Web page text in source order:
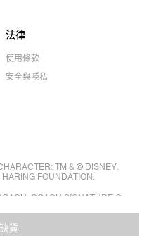
貨
法律
使用條款
安全與隱私
TM & © DISNEY.
FOUNDATION.
COACH SIGNATURE C